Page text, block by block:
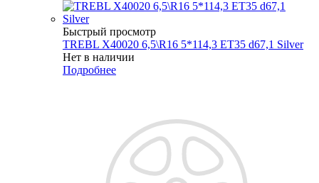
Быстрый просмотр
TREBL X40020 6,5\R16 5*114,3 ET35 d67,1 Silver
Нет в наличии
Подробнее